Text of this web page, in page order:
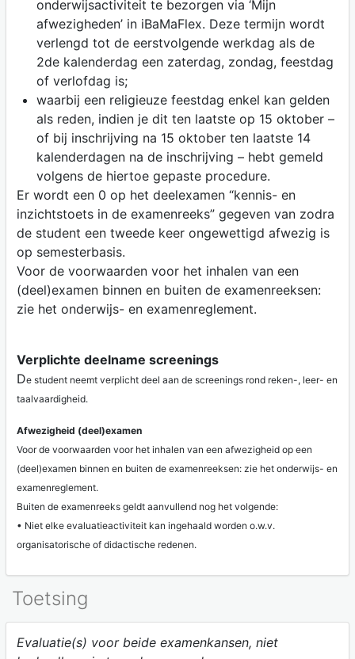
onderwijsactiviteit te bezorgen via ‘Mijn
afwezigheden’ in iBaMaFlex. Deze termijn wordt
verlengd tot de eerstvolgende werkdag als de
2de kalenderdag een zaterdag, zondag, feestdag
of verlofdag is;
waarbij een religieuze feestdag enkel kan gelden
als reden, indien je dit ten laatste op 15 oktober –
of bij inschrijving na 15 oktober ten laatste 14
kalenderdagen na de inschrijving – hebt gemeld
volgens de hiertoe gepaste procedure.
Er wordt een 0 op het deelexamen “kennis- en
inzichtstoets in de examenreeks” gegeven van zodra
de student een tweede keer ongewettigd afwezig is
op semesterbasis.
Voor de voorwaarden voor het inhalen van een
(deel)examen binnen en buiten de examenreeksen:
zie het onderwijs- en examenreglement.
Verplichte deelname screenings
De student neemt verplicht deel aan de screenings rond reken-, leer- en
taalvaardigheid.
Afwezigheid (deel)examen
Voor de voorwaarden voor het inhalen van een afwezigheid op een
(deel)examen binnen en buiten de examenreeksen: zie het onderwijs- en
examenreglement.
Buiten de examenreeks geldt aanvullend nog het volgende:
• Niet elke evaluatieactiviteit kan ingehaald worden o.w.v.
organisatorische of didactische redenen.
Toetsing
Evaluatie(s) voor beide examenkansen, niet